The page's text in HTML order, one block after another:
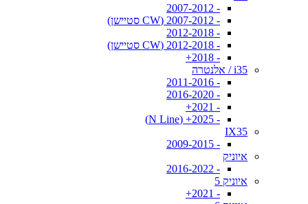
- 2007-2012
- 2007-2012 (CW סטיישן)
- 2012-2018
- 2012-2018 (CW סטיישן)
- 2018+
i35 / אלנטרה
- 2011-2016
- 2016-2020
- 2021+
- 2025+ (N Line)
IX35
- 2009-2015
איוניק
- 2016-2022
איוניק 5
- 2021+